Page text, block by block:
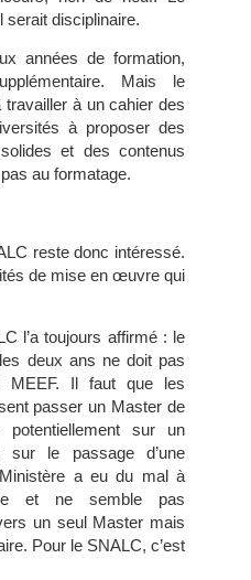
serait disciplinaire.
années de formation,
Mais le
travailler à un cahier des
à proposer des
et des contenus
au formatage.
reste donc intéressé.
de mise en œuvre qui
l’a toujours affirmé : le
deux ans ne doit pas
MEEF. Il faut que les
passer un Master de
potentiellement sur un
le passage d’une
a eu du mal à
et ne semble pas
un seul Master mais
Pour le SNALC, c’est